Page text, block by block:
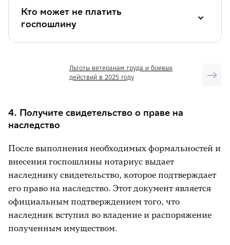
Кто может не платить
госпошлину
при получении наследства для отдельных
уплаты госпошлины. В списке льготников:
несовершеннолетние наследники;
ветераны ВОВ и приравненные к ним
лица;
Льготы ветеранам труда и боевых
действий в 2025 году
4. Получите свидетельство о праве на
наследство
После выполнения необходимых формальностей и
внесения госпошлины нотариус выдает
наследнику свидетельство, которое подтверждает
его право на наследство. Этот документ является
официальным подтверждением того, что
наследник вступил во владение и распоряжение
полученным имуществом.